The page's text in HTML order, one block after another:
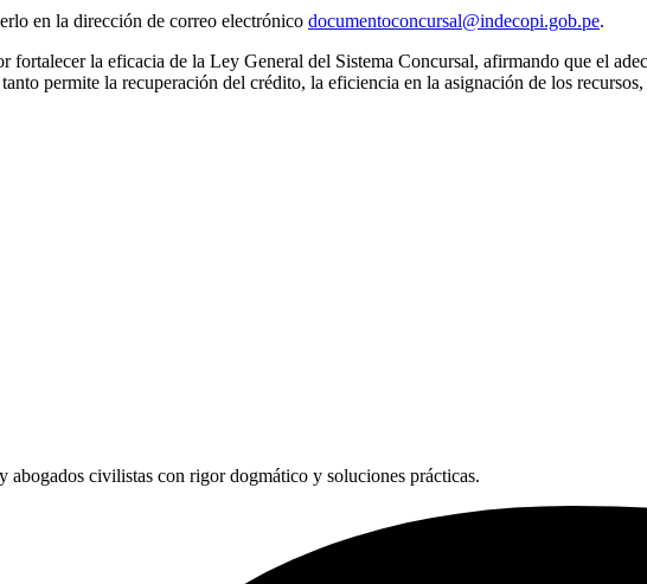
en la dirección de correo electrónico documentoconcursal@indecopi.gob.pe.
la eficacia de la Ley General del Sistema Concursal, afirmando que el
permite la recuperación del crédito, la eficiencia en la asignación de los
civilistas con rigor dogmático y soluciones prácticas.